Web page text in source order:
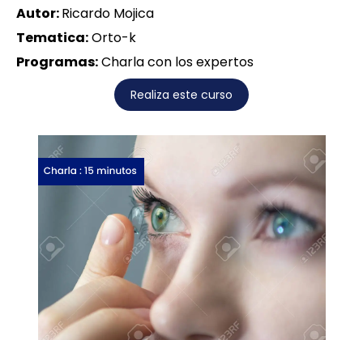
Autor:Ricardo Mojica
Tematica:Orto-k
Programas:Charla con los expertos
Realiza este curso